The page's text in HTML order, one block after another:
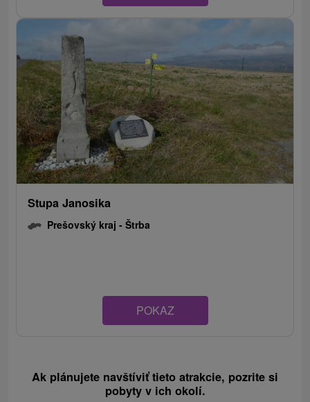
Stupa Janosika
Prešovský kraj -Štrba
POKAZ
Ak plánujete navštíviť tieto atrakcie, pozrite si
pobyty v ich okolí.